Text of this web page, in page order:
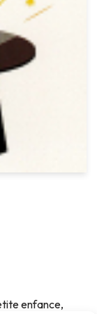
enfance,